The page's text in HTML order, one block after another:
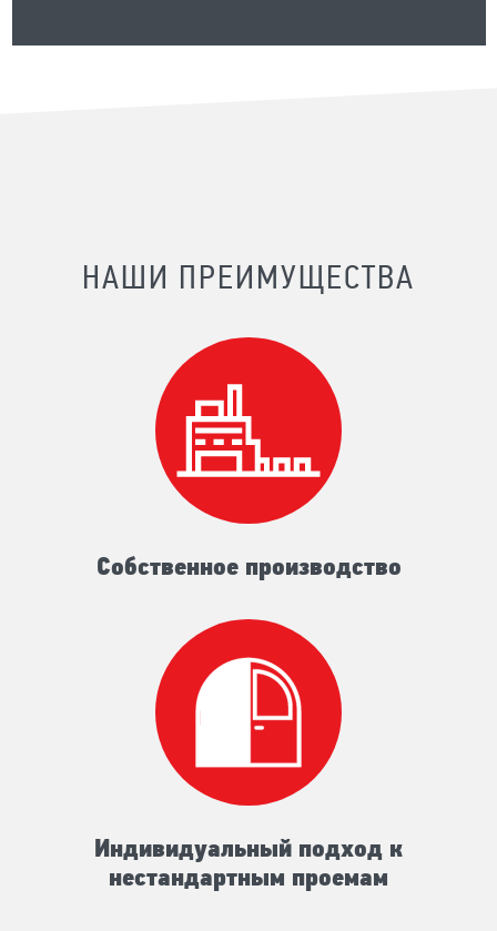
НАШИ ПРЕИМУЩЕСТВА
Собственное производство
Индивидуальный подход к
нестандартным проемам